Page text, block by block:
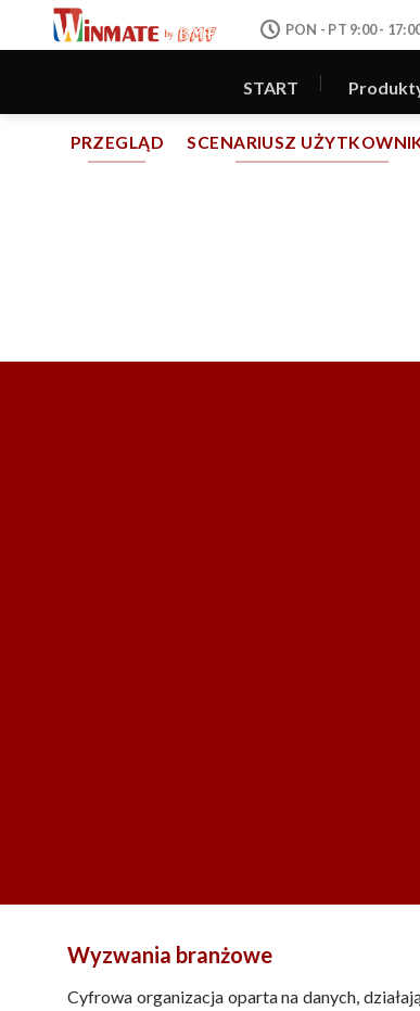
PON - PT 9:00 -
START
PRZEGLĄD SCENARIUSZ
Wyzwania branżowe
Cyfrowa organizacja oparta na danych,